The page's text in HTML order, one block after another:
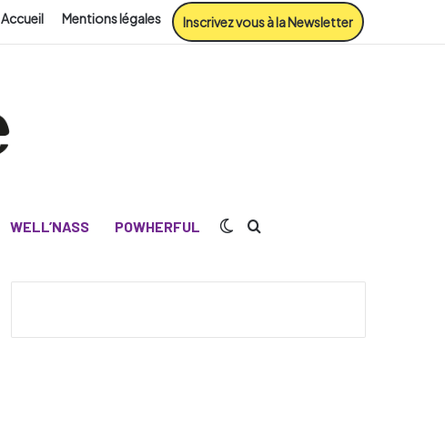
Accueil Mentions légales Inscrivez vous à la Newsletter
WELL’NASS POWHERFUL Switch skin